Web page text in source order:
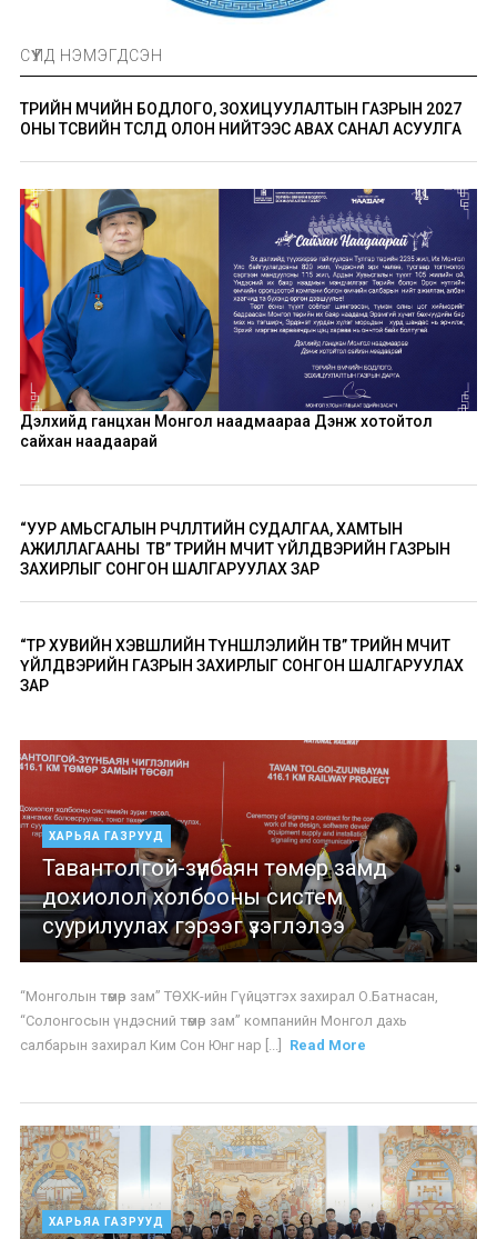
СҮҮЛД НЭМЭГДСЭН
ТӨРИЙН ӨМЧИЙН БОДЛОГО, ЗОХИЦУУЛАЛТЫН ГАЗРЫН 2027
ОНЫ ТӨСВИЙН ТӨСӨЛД ОЛОН НИЙТЭЭС АВАХ САНАЛ АСУУЛГА
Дэлхийд ганцхан Монгол наадмаараа Дэнж хотойтол
сайхан наадаарай
“УУР АМЬСГАЛЫН ӨӨРЧЛӨЛТИЙН СУДАЛГАА, ХАМТЫН
АЖИЛЛАГААНЫ ТӨВ” ТӨРИЙН ӨМЧИТ ҮЙЛДВЭРИЙН ГАЗРЫН
ЗАХИРЛЫГ СОНГОН ШАЛГАРУУЛАХ ЗАР
“ТӨР ХУВИЙН ХЭВШЛИЙН ТҮНШЛЭЛИЙН ТӨВ” ТӨРИЙН ӨМЧИТ
ҮЙЛДВЭРИЙН ГАЗРЫН ЗАХИРЛЫГ СОНГОН ШАЛГАРУУЛАХ
ЗАР
ХАРЬЯА ГАЗРУУД
Тавантолгой-зүүнбаян төмөр замд
дохиолол холбооны систем
суурилуулах гэрээг үзэглэлээ
“Монголын төмөр зам” ТӨХК-ийн Гүйцэтгэх захирал О.Батнасан,
“Солонгосын үндэсний төмөр зам” компанийн Монгол дахь
салбарын захирал Ким Сон Юнг нар [...]
Read More
ХАРЬЯА ГАЗРУУД